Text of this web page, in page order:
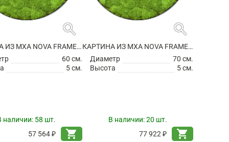
search
КАРТИНА ИЗ МХА NOVA FRAME ANTHRACITE-CONCRETE 100% BALL MOSS
60 см.
5 см.
наличии: 58 шт.
57 564 ₽
shopping_cart
search
КАРТИНА ИЗ МХА NOVA FRAME ANTHRACITE-CONCRETE 100% BALL MOSS
Диаметр
70 см.
Высота
5 см.
В наличии:20 шт.
77 922 ₽
shopping_cart